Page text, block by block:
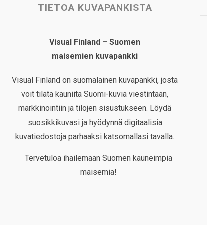
TIETOA KUVAPANKISTA
Visual Finland – Suomen
maisemien kuvapankki
Visual Finland on suomalainen kuvapankki, josta
voit tilata kauniita Suomi-kuvia viestintään,
markkinointiin ja tilojen sisustukseen. Löydä
suosikkikuvasi ja hyödynnä digitaalisia
kuvatiedostoja parhaaksi katsomallasi tavalla.
Tervetuloa ihailemaan Suomen kauneimpia
maisemia!